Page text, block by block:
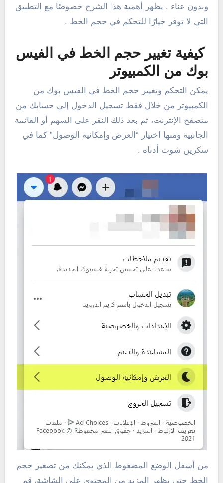
وبدون عناء . يظهر أهمية هذا الشرح خصوصًا مع التطبيق
التي لا توفر خيارًا للتحكم في حجم الخط .
كيفية تغيير حجم الخط في الفيس
بوك من الكمبيوتر
يمكن التحكم وتغيير حجم الخط في الفيس بوك من
الكمبيوتر من خلال فقط تسجيل الدخول إلى حسابك من
متصفح الإنترنت، ثم بعد ذلك النقر على السهم أو القائمة
الجانبية ومنها اختيار “العرض وإمكانية الوصول” كما في
سكرين شوت أدناه .
من أسفل الوضع المضغوط الذي يمكنك من تصغير حجم
الخط حتى يظهر المزيد من المحتوى على الشاشة، قم